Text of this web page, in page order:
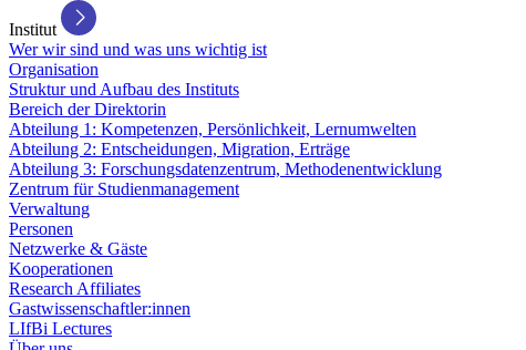
Institut
Wer wir sind und was uns wichtig ist
Organisation
Struktur und Aufbau des Instituts
Bereich der Direktorin
Abteilung 1: Kompetenzen, Persönlichkeit, Lernumwelten
Abteilung 2: Entscheidungen, Migration, Erträge
Abteilung 3: Forschungsdatenzentrum, Methodenentwicklung
Zentrum für Studienmanagement
Verwaltung
Personen
Netzwerke & Gäste
Kooperationen
Research Affiliates
Gastwissenschaftler:innen
LIfBi Lectures